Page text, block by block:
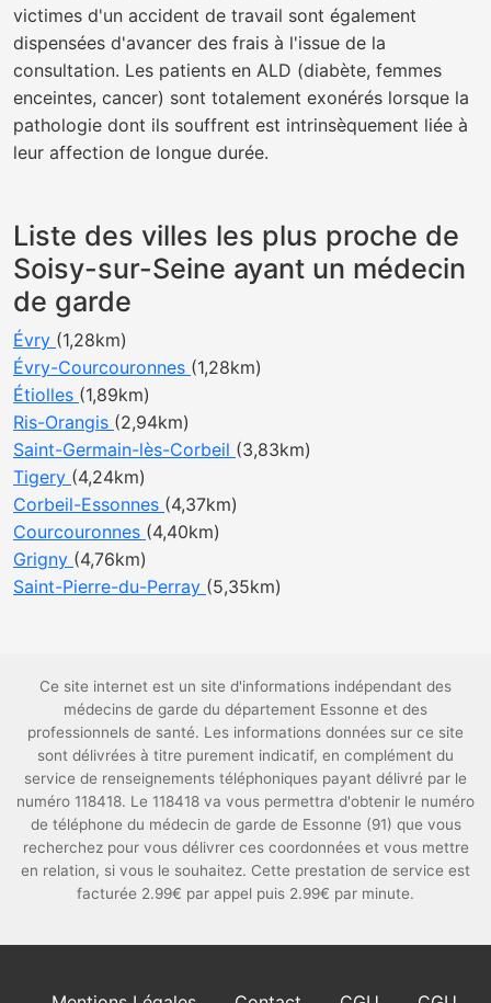
victimes d'un accident de travail sont également
dispensées d'avancer des frais à l'issue de la
consultation. Les patients en ALD (diabète, femmes
enceintes, cancer) sont totalement exonérés lorsque la
pathologie dont ils souffrent est intrinsèquement liée à
leur affection de longue durée.
Liste des villes les plus proche de
Soisy-sur-Seine ayant un médecin
de garde
Évry (1,28km)
Évry-Courcouronnes (1,28km)
Étiolles (1,89km)
Ris-Orangis (2,94km)
Saint-Germain-lès-Corbeil (3,83km)
Tigery (4,24km)
Corbeil-Essonnes (4,37km)
Courcouronnes (4,40km)
Grigny (4,76km)
Saint-Pierre-du-Perray (5,35km)
Ce site internet est un site d'informations indépendant des
médecins de garde du département Essonne et des
professionnels de santé. Les informations données sur ce site
sont délivrées à titre purement indicatif, en complément du
service de renseignements téléphoniques payant délivré par le
numéro 118418. Le 118418 va vous permettra d'obtenir le numéro
de téléphone du médecin de garde de Essonne (91) que vous
recherchez pour vous délivrer ces coordonnées et vous mettre
en relation, si vous le souhaitez. Cette prestation de service est
facturée 2.99€ par appel puis 2.99€ par minute.